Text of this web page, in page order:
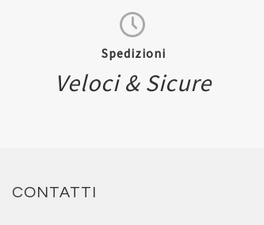
Spedizioni
Veloci & Sicure
CONTATTI